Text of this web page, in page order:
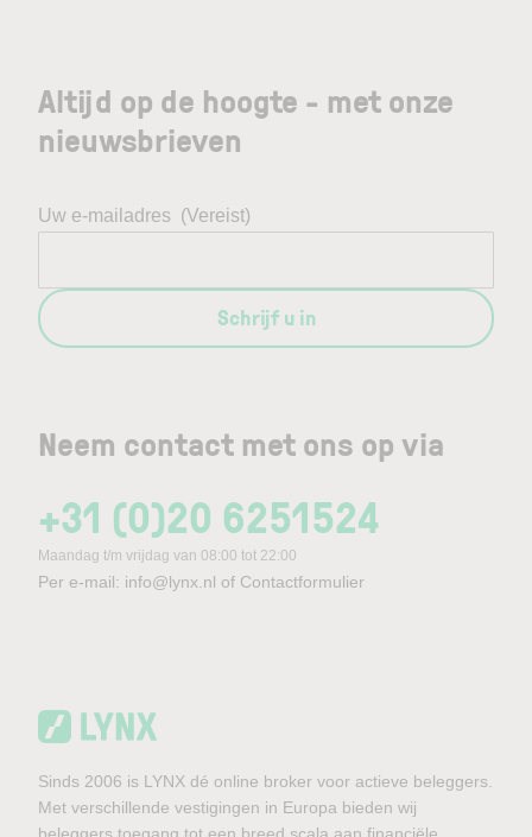
Neem contact met ons op via
+31 (0)20 6251524
Maandag t/m vrijdag van 08:00 tot 22:00
Per e-mail: info@lynx.nl of Contactformulier
Altijd op de hoogte - met onze
nieuwsbrieven
Uw e-mailadres (Vereist)
Schrijf u in
Sinds 2006 is LYNX dé online broker voor actieve beleggers.
Met verschillende vestigingen in Europa bieden wij
beleggers toegang tot een breed scala aan financiële